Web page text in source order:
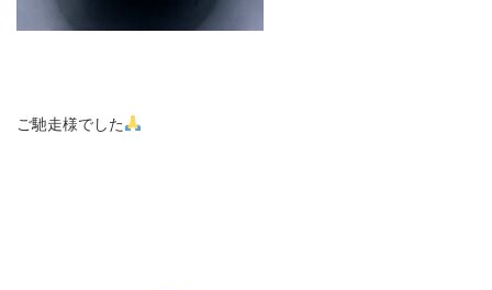
ご馳走様でした